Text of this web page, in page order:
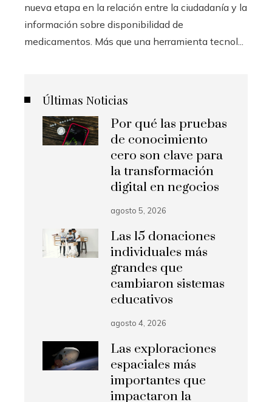
nueva etapa en la relación entre la ciudadanía y la
información sobre disponibilidad de
medicamentos. Más que una herramienta tecnol...
Últimas Noticias
Por qué las pruebas
de conocimiento
cero son clave para
la transformación
digital en negocios
agosto 5, 2026
Las 15 donaciones
individuales más
grandes que
cambiaron sistemas
educativos
agosto 4, 2026
Las exploraciones
espaciales más
importantes que
impactaron la